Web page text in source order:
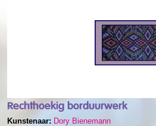
Rechthoekig borduurwerk
Kunstenaar: Dory Bienemann